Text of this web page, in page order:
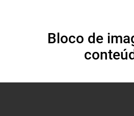
Bloco de